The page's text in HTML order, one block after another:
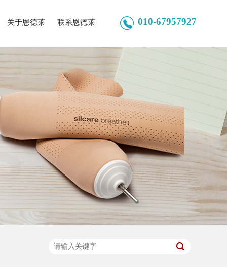
关于恩德莱 联系恩德莱 010-67957927